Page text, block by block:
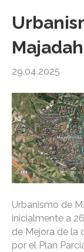
29.04.2025
Urbanismo de
inicialmente a
de Mejora de la
por el Plan